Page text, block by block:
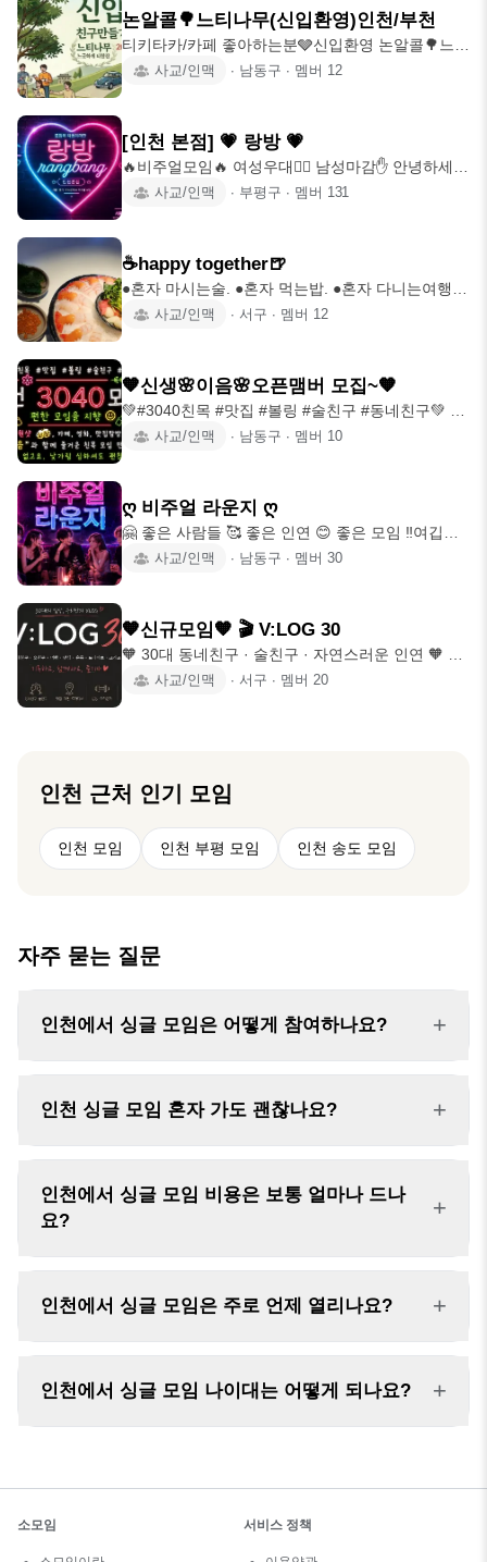
브, 영화, 여행 등 다양한 활동을 함께 즐기며 자연스
럽게 친해지는 공간이에요. 가벼운 웃음부터 찐~한
대화까지, 서로의 일상을 공유하며 지내요!! 🙋‍♂:
6/15 🙋‍♀:3/15 🌻가입조건🌻 1⃣남,여 97~87년생!! 2⃣
논알콜🌳느티나무(신입환영)인천/부천
티키타카/카페 좋아하는분🩶신입환영 논알콜🌳느티
나무(느긋하게 티한잔) 📎since 2026.06.03~ 📎활
시간 이내 자기소개서 작성 필수 •가입 후 2주 이내
참석 필수 •가입시간 7am ~ 11pm (밤에는🌜Zzz 쉴
까요!?) ☕️ 이쁜 카페 투어 🍚 가보자 맛집투어 🎬 전
시&영화 및 문화생활 🚗 드라이브 👟 운동 앞으로
사교/인맥 ∙ 남동구 ∙ 멤버 12
[인천 본점] 💗 랑방 💗
🔥비주얼모임🔥 여성우대🙆‍♀️ 남성마감✋️ 안녕하세요
오픈톡부터 시작해서 9년동안 유지되고 있는 인천
인이 없으신가요? 친구들이 다 바쁜신가여? 평범한
일상의 전환이 필요한가요? 잘 오셨습니다! 매너있
고🎩 재미있게🥳 친구처럼👬 가족처럼👨‍👩‍👦‍👦 편
하게 스며드실 수 있도록 도와드릴테니 처음이라 두
좋은 추억 만들어 봐요🫶🏻
사교/인맥 ∙ 부평구 ∙ 멤버 131
☕️happy together🍺
●혼자 마시는술. ●혼자 먹는밥. ●혼자 다니는여행
말고 여럿이 함께해요^^ @ (1975~1985까지) 🍒법
대가 불편해 하지않는 선에선 작업 좋아요^^ 🍻 누
구나 자유롭게 벙치세요^^! 김포,검단,인천 어디든
벙은 좋아용. 더 늙기전에 우리 함께 즐기며 살자구
요! ㅎ
사교/인맥 ∙ 서구 ∙ 멤버 12
🧡신생🌸이음🌸오픈맴버 모집~🧡
💚#3040친목 #맛집 #볼링 #술친구 #동네친구💚 🌸
ㅡㅡㅡㅡㅡㅡㅡㅡ 🌿 ㅣ 인천 3040 모여라 ㅣ 인천
이음" 과 함께 즐겁고 편한 모임 만들어요❤️ 😄텃세
없어요! 낯가림이 심하신분도 편하게 오세요 ⠀ ☻
주 활동지역 : 구월 . 주안 . 부평 ❤️ ⠀ ☻ 기타 활동
지역 : 동암 . 연수 . 계양 . 동인천 . 송도 ⠀ ☻ 나이
사교/인맥 ∙ 남동구 ∙ 멤버 10
ღ 비주얼 라운지 ღ
🤗 좋은 사람들 🥰 좋은 인연 😊 좋은 모임 ‼️여깁니
다~ ღ 비주얼 라운지 ღ 📣맛집🍜 영화🎬 술🍻 여행
💁‍♂️💁‍♀️법적 싱글만 가입가능 💁‍♂️💁‍♀️남:7️⃣7️⃣년까지/
여:7️⃣7️⃣년까지 💁‍♂️💁‍♀️용모단정.인성.매너 장착 💁‍♂️💁‍♀️
흥부자.하이텐션.적극적인 분.조용해도 ok 📋 기본
회칙 ✅️가입즉시 자소서 작성하기 ✅️1회 오프참석후
사교/인맥 ∙ 남동구 ∙ 멤버 30
🧡신규모임🧡 🎬 V:LOG 30
🧡 30대 동네친구 · 술친구 · 자연스러운 인연 🧡 📅
Since 2026.07.21~ 30대가 가장 편한 모임! 📌 가입
천 어디든 재밌으면 출동! 🚗) 🍖 맛집 · 🍻 술벙 · ☕
카페 🚗 드라이브 · 🏕️ 여행 · 💪 운동 등 "이거 재밌
겠다!" 싶으면 누구나 편하게 벙을 열고 함께 즐기는
사교/인맥 ∙ 서구 ∙ 멤버 20
인천 근처 인기 모임
인천 모임 인천 부평 모임 인천 송도 모임
자주 묻는 질문
인천에서 싱글 모임은 어떻게 참여하나요? +
인천 싱글 모임 혼자 가도 괜찮나요? +
인천에서 싱글 모임 비용은 보통 얼마나 드나
요?
+
인천에서 싱글 모임은 주로 언제 열리나요? +
인천에서 싱글 모임 나이대는 어떻게 되나요? +
소모임 서비스 정책